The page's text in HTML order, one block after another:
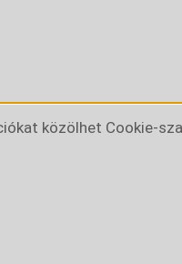
közölhet Cookie-